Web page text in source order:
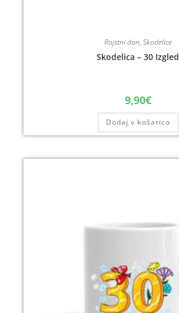
Rojstni dan, Skodelice
Skodelica – 30 Izgled
9,90€
Dodaj v košarico